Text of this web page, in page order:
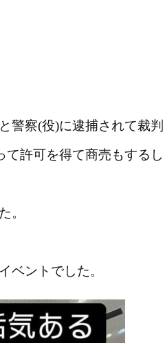
警察(役)に逮捕されて裁
て許可を得て商売もする
。
ベントでした。